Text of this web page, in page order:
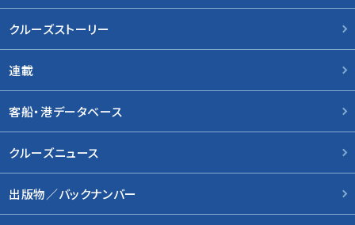
クルーズストーリー
連載
客船・港データベース
クルーズニュース
出版物／バックナンバー